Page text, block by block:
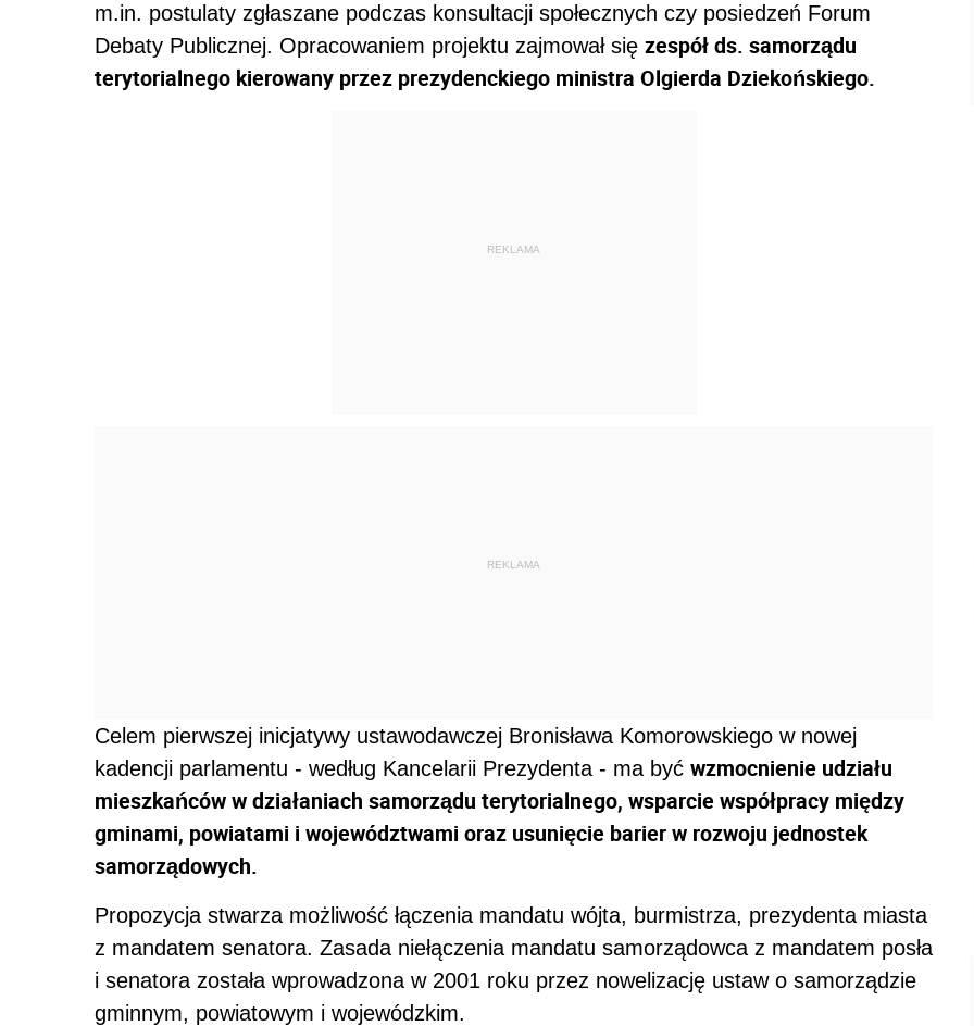
m.in. postulaty zgłaszane podczas konsultacji społecznych czy posiedzeń Forum
Debaty Publicznej. Opracowaniem projektu zajmował się zespół ds. samorządu
terytorialnego kierowany przez prezydenckiego ministra Olgierda Dziekońskiego.
REKLAMA
REKLAMA
Celem pierwszej inicjatywy ustawodawczej Bronisława Komorowskiego w nowej
kadencji parlamentu - według Kancelarii Prezydenta - ma być wzmocnienie udziału
mieszkańców w działaniach samorządu terytorialnego, wsparcie współpracy między
gminami, powiatami i województwami oraz usunięcie barier w rozwoju jednostek
samorządowych.
Propozycja stwarza możliwość łączenia mandatu wójta, burmistrza, prezydenta miasta
z mandatem senatora. Zasada niełączenia mandatu samorządowca z mandatem posła
i senatora została wprowadzona w 2001 roku przez nowelizację ustaw o samorządzie
gminnym, powiatowym i wojewódzkim.